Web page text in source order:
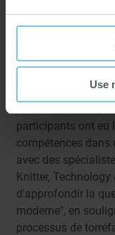
Use
Lors de l'Expo
aux experts
son design
pièce maîtresse
participants ont eu
compétences
avec des
Knitter,
d'approfondir la
moderne", en
processus de